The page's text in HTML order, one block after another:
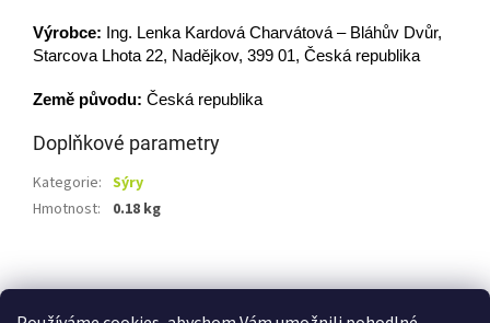
Výrobce:
Ing. Lenka Kardová Charvátová – Bláhův Dvůr,
Starcova Lhota 22, Nadějkov, 399 01, Česká republika
Země původu: Česká republika
Doplňkové parametry
Kategorie: Sýry
Hmotnost: 0.18 kg
á